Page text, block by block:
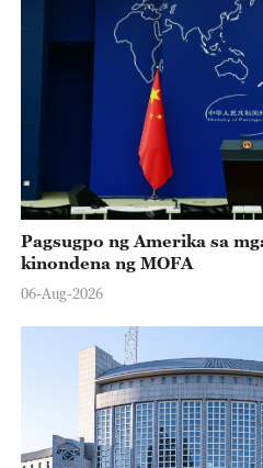
Pagsugpo ng Amerika sa
kinondena ng MOFA
06-Aug-2026